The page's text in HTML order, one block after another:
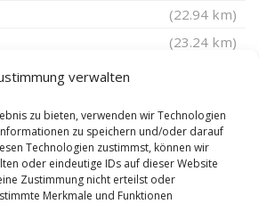
verwalten
zu bieten, verwenden wir Technologien
zu speichern und/oder darauf
Technologien zustimmst, können wir
oder eindeutige IDs auf dieser Website
Zustimmung nicht erteilst oder
Merkmale und Funktionen
(22.94 km)
(23.24 km)
(24.59 km)
(26.61 km)
(26.67 km)